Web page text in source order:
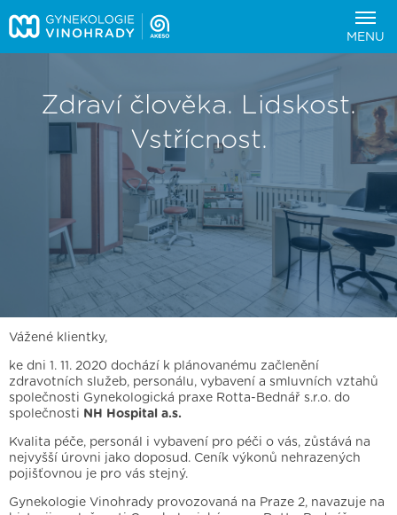
MENU
Zdraví člověka. Lidskost.
Vstřícnost.
Vážené klientky,
ke dni 1. 11. 2020 dochází k plánovanému začlenění
zdravotních služeb, personálu, vybavení a smluvních vztahů
společnosti Gynekologická praxe Rotta-Bednář s.r.o. do
společnosti NH Hospital a.s.
Kvalita péče, personál i vybavení pro péči o vás, zůstává na
nejvyšší úrovni jako doposud. Ceník výkonů nehrazených
pojišťovnou je pro vás stejný.
Gynekologie Vinohrady provozovaná na Praze 2, navazuje na